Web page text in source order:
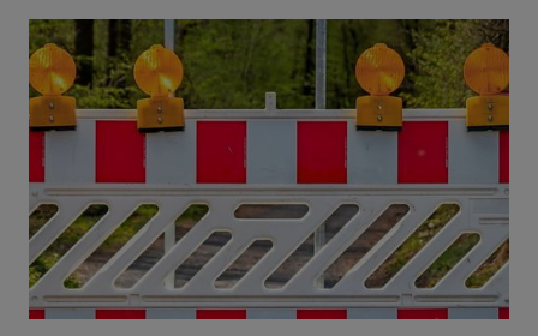
Vollsperrung der Talstraße in Grevenbroich-Kapellen